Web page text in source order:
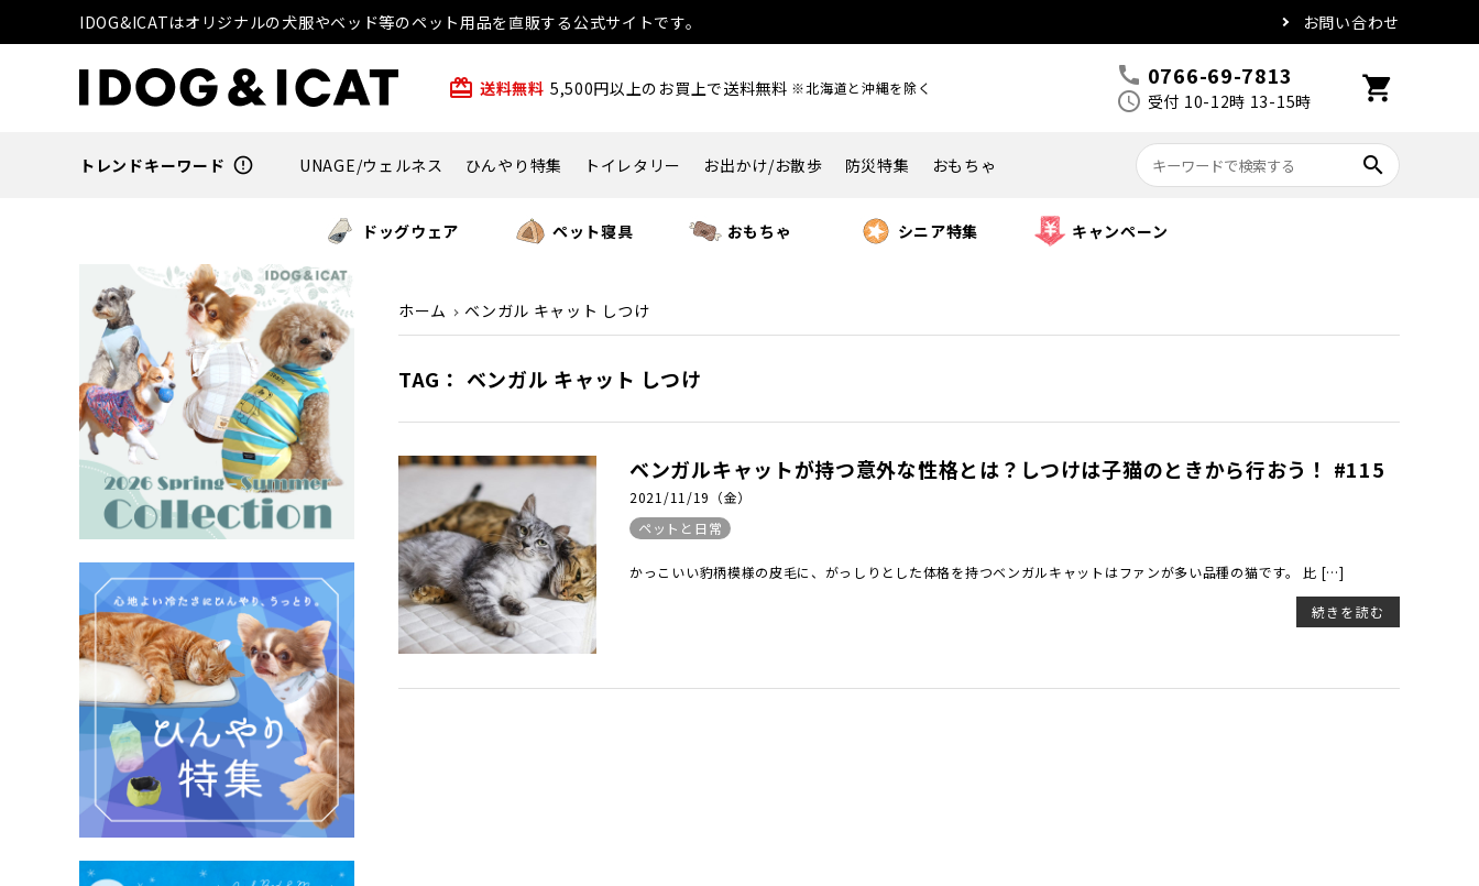
IDOG&ICATはオリジナルの犬服やベッド等のペット用品を直販する公式サイトです。 お問い合わせ
card_giftcard 送料無料 5,500円以上のお買上で送料無料 ※北海道と沖縄を除く call 0766-69-7813
schedule 受付 10-12時 13-15時 shopping_cart
トレンドキーワード error_outline UNAGE/ウェルネス ひんやり特集 トイレタリー お出かけ/お散歩 防災特集 おもちゃ search
ドッグウェア ペット寝具 おもちゃ シニア特集 キャンペーン
ホーム ベンガル キャット しつけ
TAG： ベンガル キャット しつけ
ベンガルキャットが持つ意外な性格とは？しつけは子猫のときから行おう！ #115
2021/11/19（金）
ペットと日常
かっこいい豹柄模様の皮毛に、がっしりとした体格を持つベンガルキャットはファンが多い品種の猫です。 比 […]
続きを読む